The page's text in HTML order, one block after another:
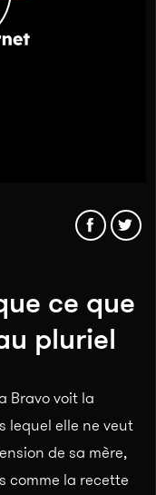
ce que
pluriel
Bravo voit la
lequel elle ne veut
de sa mère,
comme la recette